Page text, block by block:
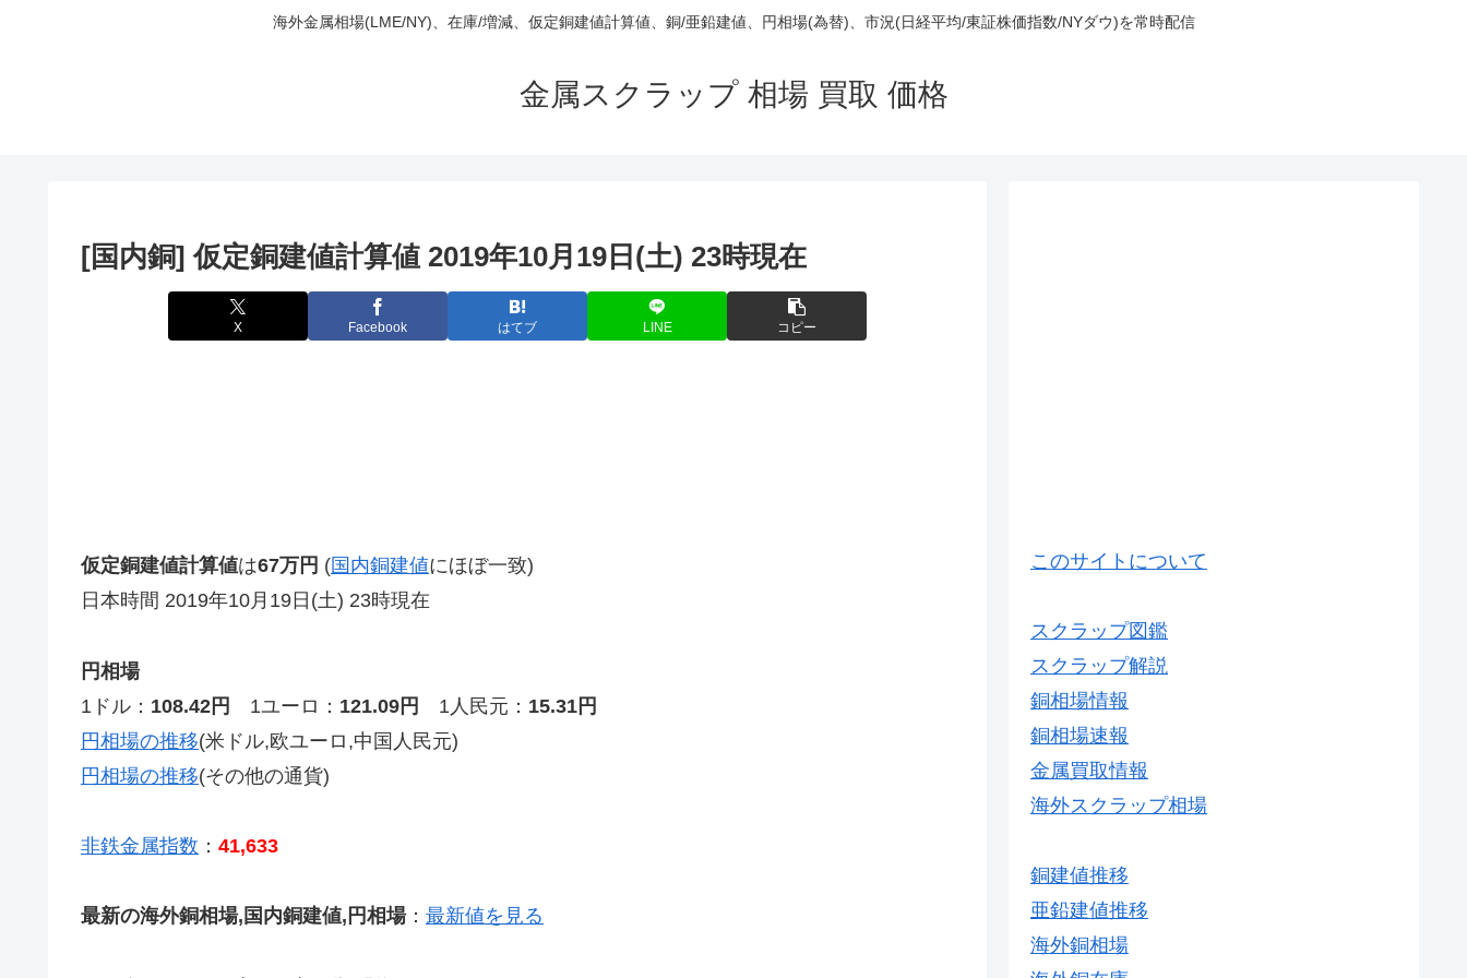
海外金属相場(LME/NY)、在庫/増減、仮定銅建値計算値、銅/亜鉛建値、円相場(為替)、市況(日経平均/東証株価指数/NYダウ)を常時配信
金属スクラップ 相場 買取 価格
[国内銅] 仮定銅建値計算値 2019年10月19日(土) 23時現在
X Facebook はてブ LINE コピー
仮定銅建値計算値は67万円 (国内銅建値にほぼ一致)
日本時間 2019年10月19日(土) 23時現在
円相場
1ドル： 108.42円 1ユーロ： 121.09円 1人民元： 15.31円
円相場の推移(米ドル,欧ユーロ,中国人民元)
円相場の推移(その他の通貨)
非鉄金属指数 ： 41,633
最新の海外銅相場,国内銅建値,円相場： 最新値を見る
このサイトについて
スクラップ図鑑
スクラップ解説
銅相場情報
銅相場速報
金属買取情報
海外スクラップ相場
銅建値推移
亜鉛建値推移
海外銅相場